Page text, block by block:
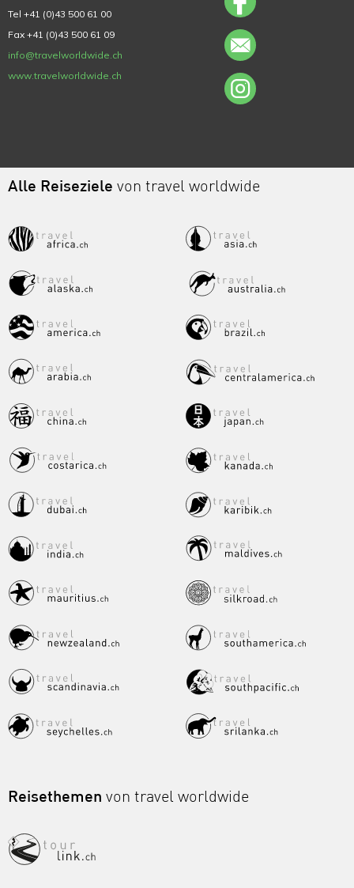
Tel +41 (0)43 500 61 00
Fax +41 (0)43 500 61 09
info@travelworldwide.ch
www.travelworldwide.ch
Alle Reiseziele von travel worldwide
Reisethemen von travel worldwide